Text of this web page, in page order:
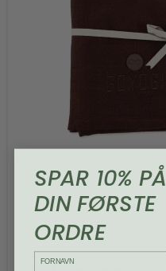
SPAR 10% PÅ
DIN FØRSTE
ORDRE
FORNAVN